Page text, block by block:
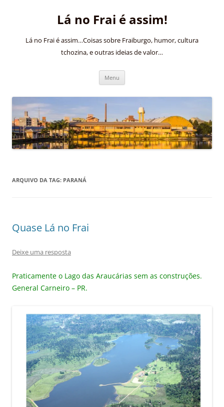
Lá no Frai é assim!
Lá no Frai é assim…Coisas sobre Fraiburgo, humor, cultura
tchozina, e outras ideias de valor…
Menu
ARQUIVO DA TAG: PARANÁ
Quase Lá no Frai
Deixe uma resposta
Praticamente o Lago das Araucárias sem as construções.
General Carneiro – PR.